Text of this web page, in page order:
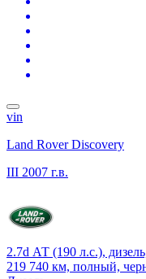
vin
Land Rover Discovery
III 2007 г.в.
2.7d АТ (190 л.с.),
219 740 км, полный,